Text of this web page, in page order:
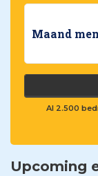
Maand
Al 2.500
Upcoming